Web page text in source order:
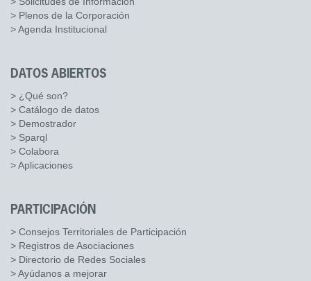
> Plenos de la Corporación
> Agenda Institucional
DATOS ABIERTOS
> ¿Qué son?
> Catálogo de datos
> Demostrador
> Sparql
> Colabora
> Aplicaciones
PARTICIPACIÓN
> Consejos Territoriales de Participación
> Registros de Asociaciones
> Directorio de Redes Sociales
> Ayúdanos a mejorar